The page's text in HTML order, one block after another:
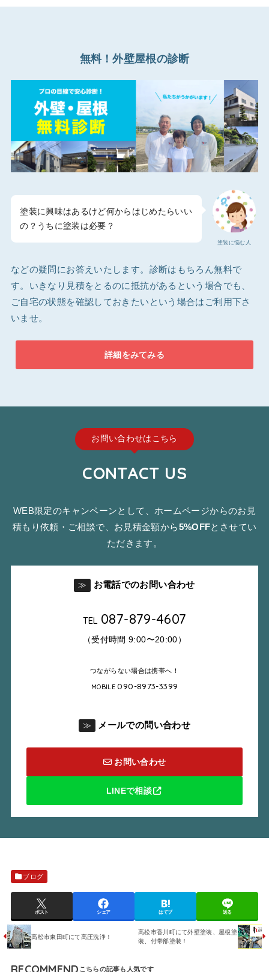
無料！外壁屋根の診断
塗装に悩む人
塗装に興味はあるけど何からはじめたらいい
の？うちに塗装は必要？
などの疑問にお答えいたします。診断はもちろん無料で
す。いきなり見積をとるのに抵抗があるという場合でも、
ご自宅の状態を確認しておきたいという場合はご利用下さ
いませ。
詳細をみてみる
お問い合わせはこちら
CONTACT US
WEB限定のキャンペーンとして、ホームページからのお見
積もり依頼・ご相談で、お見積金額から5%OFFとさせてい
ただきます。
≫ お電話でのお問い合わせ
TEL 087-879-4607
（受付時間 9:00〜20:00）
つながらない場合は携帯へ！
MOBILE090-8973-3399
≫ メールでの問い合わせ
お問い合わせ
LINEで相談
ブログ
ポスト シェア はてブ 送る
高松市東田町にて高圧洗浄！
高松市香川町にて外壁塗装、屋根塗
装、付帯部塗装！